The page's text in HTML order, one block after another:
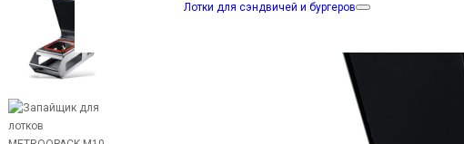
Лотки для сэндвичей и бургеров